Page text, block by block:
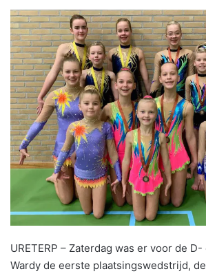
URETERP – Zaterdag was er voor de
Wardy de eerste plaatsingswedstrijd,